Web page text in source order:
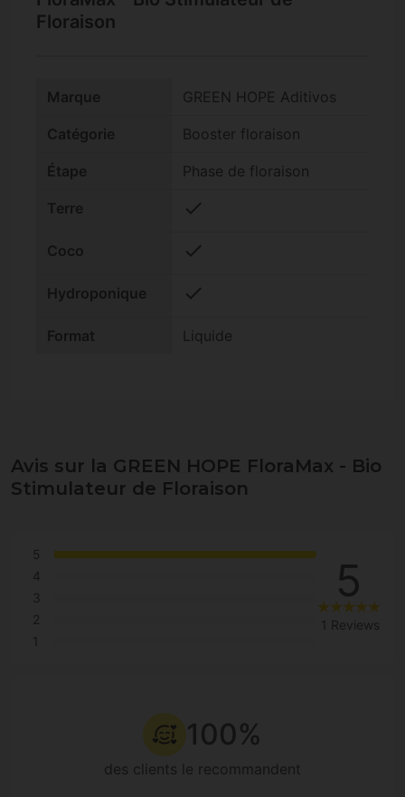
Floraison
Marque GREEN HOPE Aditivos
Catégorie Booster floraison
Étape Phase de floraison
Terre check
Coco check
Hydroponique check
Format Liquide
Avis sur la GREEN HOPE FloraMax - Bio
Stimulateur de Floraison
5
4
3
2
1
5
1 Reviews
100%
des clients le recommandent